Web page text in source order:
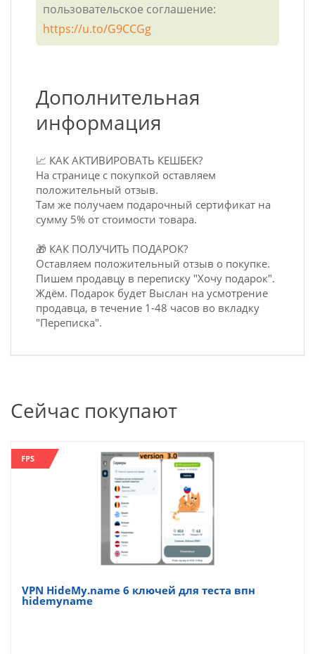
пользовательское соглашение:
https://u.to/G9CCGg
Дополнительная
информация
📈 КАК АКТИВИРОВАТЬ КЕШБЕК?
На странице с покупкой оставляем
положительный отзыв.
Там же получаем подарочный сертификат на
сумму 5% от стоимости товара.
🎁 КАК ПОЛУЧИТЬ ПОДАРОК?
Оставляем положительный отзыв о покупке.
Пишем продавцу в переписку "Хочу подарок".
Ждём. Подарок будет Выслан на усмотрение
продавца, в течение 1-48 часов во вкладку
"Переписка".
Сейчас покупают
FPS
VPN HideMy.name 6 ключей для теста впн
hidemyname